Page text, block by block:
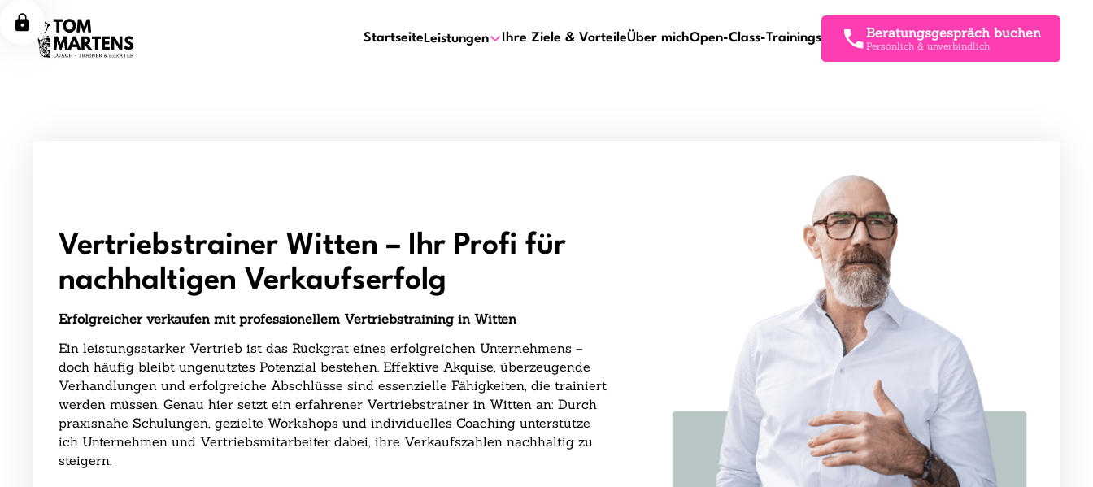
Startseite Leistungen Ihre Ziele & VorteileÜber michOpen-Class-Trainings Beratungsgespräch buchen
Persönlich & unverbindlich
Vertriebstrainer Witten – Ihr Profi für
nachhaltigen Verkaufserfolg
Erfolgreicher verkaufen mit professionellem Vertriebstraining in Witten
Ein leistungsstarker Vertrieb ist das Rückgrat eines erfolgreichen Unternehmens –
doch häufig bleibt ungenutztes Potenzial bestehen. Effektive Akquise, überzeugende
Verhandlungen und erfolgreiche Abschlüsse sind essenzielle Fähigkeiten, die trainiert
werden müssen. Genau hier setzt ein erfahrener Vertriebstrainer in Witten an: Durch
praxisnahe Schulungen, gezielte Workshops und individuelles Coaching unterstütze
ich Unternehmen und Vertriebsmitarbeiter dabei, ihre Verkaufszahlen nachhaltig zu
steigern.